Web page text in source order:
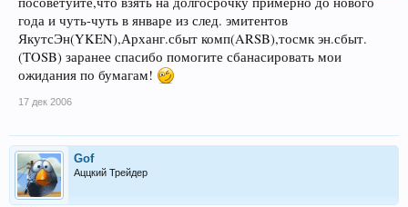
года и чуть-чуть в январе из след. эмитентов
ЯкутсЭн(YKEN),Арханг.сбыт комп(ARSB),тосмк эн.сбыт.
(TOSB) заранее спасибо помогите сбанасировать мои
ожидания по бумагам!
17 дек 2006
Gof
Аццкий Трейдер